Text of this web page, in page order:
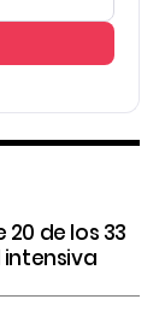
de los 33
intensiva